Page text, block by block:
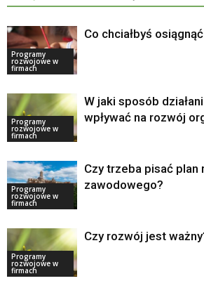
Programy
rozwojowe w
firmach
Co chciałbyś
Programy
rozwojowe w
firmach
W jaki sposób
wpływać na rozwój
Programy
rozwojowe w
firmach
Czy trzeba pisać plan
zawodowego?
Programy
rozwojowe w
firmach
Czy rozwój jest